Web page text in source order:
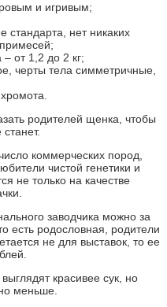
и игривым;
стандарта, нет никаких
от 1,2 до 2 кг;
черты тела симметричные,
родителей щенка, чтобы
коммерческих пород,
чистой генетики и
не только на качестве
заводчика можно за
есть родословная, родители
не для выставок, то ее
красивее сук, но
меньше.